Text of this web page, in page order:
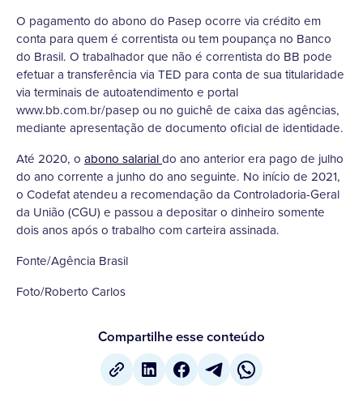
O pagamento do abono do Pasep ocorre via crédito em
conta para quem é correntista ou tem poupança no Banco
do Brasil. O trabalhador que não é correntista do BB pode
efetuar a transferência via TED para conta de sua titularidade
via terminais de autoatendimento e portal
www.bb.com.br/pasep ou no guichê de caixa das agências,
mediante apresentação de documento oficial de identidade.
Até 2020, o abono salarialdo ano anterior era pago de julho
do ano corrente a junho do ano seguinte. No início de 2021,
o Codefat atendeu a recomendação da Controladoria-Geral
da União (CGU) e passou a depositar o dinheiro somente
dois anos após o trabalho com carteira assinada.
Fonte/Agência Brasil
Foto/Roberto Carlos
Compartilhe esse conteúdo